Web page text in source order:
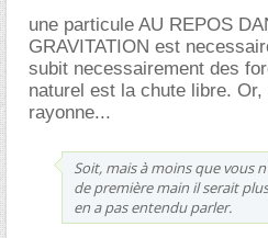
une particule AU REPOS
GRAVITATION est
subit necessairement des
naturel est la chute libre.
rayonne...
Soit, mais à moins que vous
de première main il serait
en a pas entendu parler.